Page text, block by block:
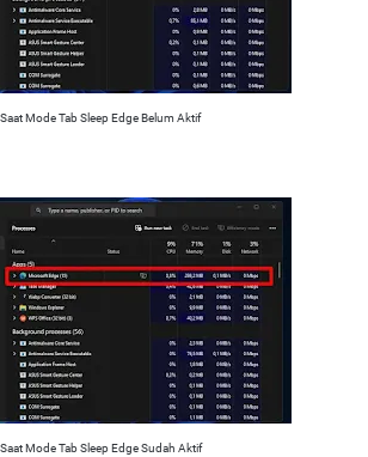
Saat Mode Tab Sleep Edge Belum Aktif
Saat Mode Tab Sleep Edge Sudah Aktif